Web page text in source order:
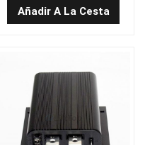
montacargas al por
mayor
Añadir A La Cesta